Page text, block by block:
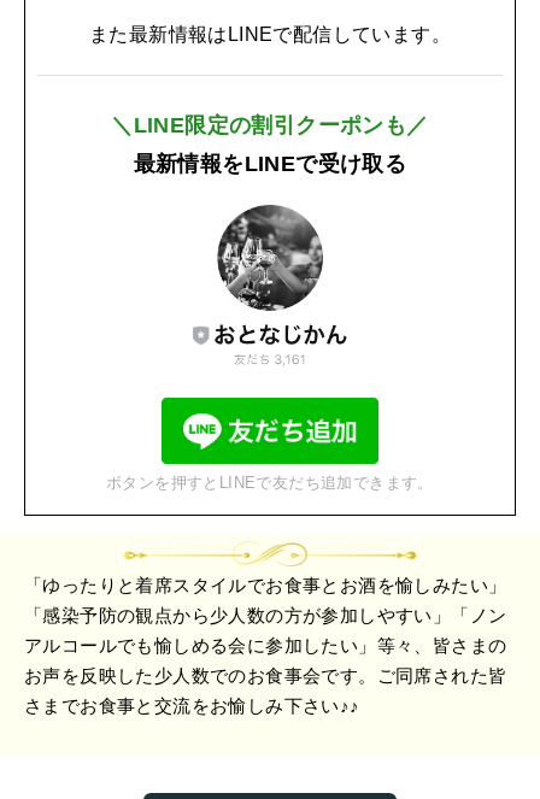
また最新情報はLINEで配信しています。
＼LINE限定の割引クーポンも／
最新情報をLINEで受け取る
ボタンを押すとLINEで友だち追加できます。
「ゆったりと着席スタイルでお食事とお酒を愉しみたい」
「感染予防の観点から少人数の方が参加しやすい」「ノン
アルコールでも愉しめる会に参加したい」等々、皆さまの
お声を反映した少人数でのお食事会です。ご同席された皆
さまでお食事と交流をお愉しみ下さい♪♪